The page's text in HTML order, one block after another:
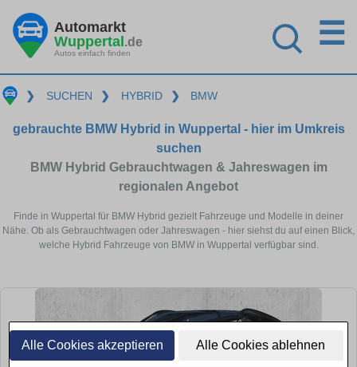
Alle Cookies akzeptieren Alle Cookies ablehnen
Automarkt
Wuppertal.de
Autos einfach finden
☰
❯ SUCHEN ❯ HYBRID ❯ BMW
gebrauchte BMW Hybrid in Wuppertal - hier im Umkreis
suchen
BMW Hybrid Gebrauchtwagen & Jahreswagen im
regionalen Angebot
Finde in Wuppertal für BMW Hybrid gezielt Fahrzeuge und Modelle in deiner
Nähe. Ob als Gebrauchtwagen oder Jahreswagen - hier siehst du auf einen Blick,
welche Hybrid Fahrzeuge von BMW in Wuppertal verfügbar sind.